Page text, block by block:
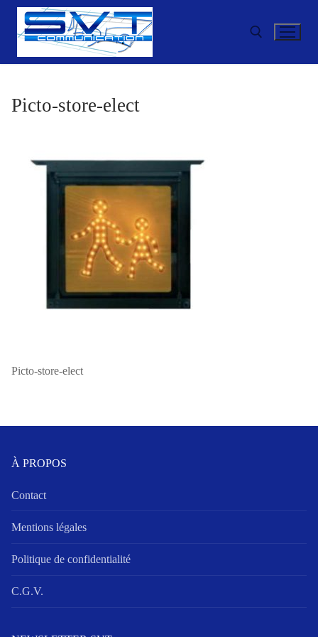
Aller
contenu
Picto-store-elect
Picto-store-elect
À PROPOS
Contact
Mentions légales
Politique de confidentialité
C.G.V.